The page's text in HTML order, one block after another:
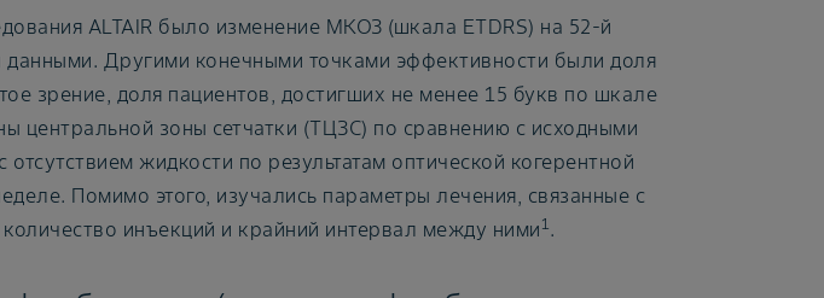
ALTAIR было изменение МКОЗ (шкала ETDRS) на 52-й
Другими конечными точками эффективности были доля
зрение, доля пациентов, достигших не менее 15 букв по шкале
центральной зоны сетчатки (ТЦЗС) по сравнению с исходными
жидкости по результатам оптической когерентной
Помимо этого, изучались параметры лечения, связанные с
инъекций и крайний интервал между ними 1 .